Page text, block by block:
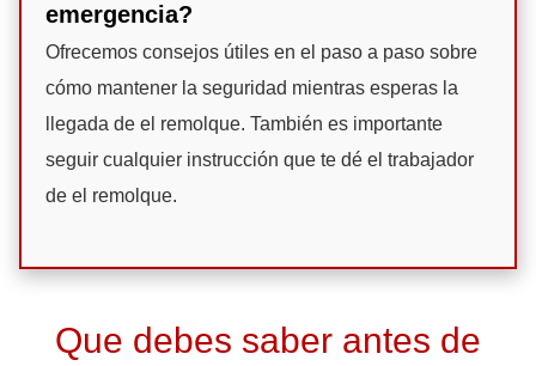
emergencia?
Ofrecemos consejos útiles en el paso a paso sobre
cómo mantener la seguridad mientras esperas la
llegada de el remolque. También es importante
seguir cualquier instrucción que te dé el trabajador
de el remolque.
Que debes saber antes de